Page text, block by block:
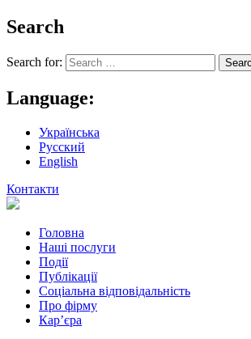
Search
Search for:
Language:
Українська
Русский
English
Контакти
Головна
Наші послуги
Події
Публікації
Соціальна відповідальність
Про фiрму
Кар’єра